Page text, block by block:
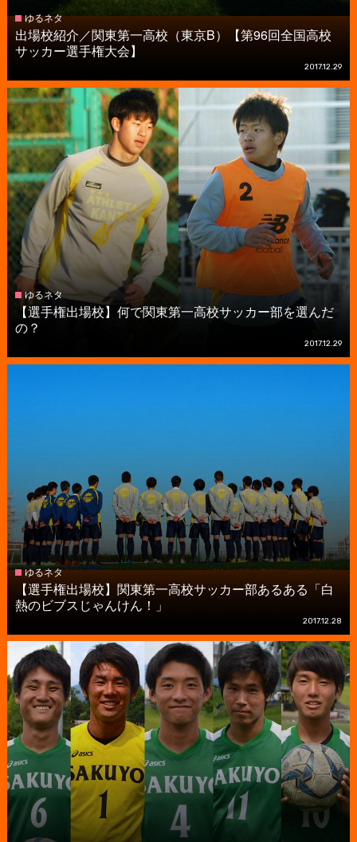
ゆるネタ
出場校紹介／関東第一高校（東京B）【第96回全国高校
サッカー選手権大会】
2017.12.29
ゆるネタ
【選手権出場校】何で関東第一高校サッカー部を選んだ
の？
2017.12.29
ゆるネタ
【選手権出場校】関東第一高校サッカー部あるある「白
熱のビブスじゃんけん！」
2017.12.28